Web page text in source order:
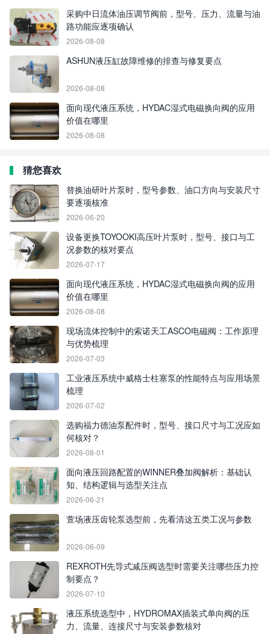
采购中日流体油压调节阀前，型号、压力、流量与油
路功能应逐项确认
2026-08-08
ASHUN液压缸故障维修的排查与修复要点
2026-08-08
面向现代液压系统，HYDAC湿式电磁换向阀的应用
价值在哪里
2026-08-08
猜您喜欢
替换油研叶片泵时，型号参数、油口方向与安装尺寸
要逐项核准
2026-06-20
设备更换TOYOOKI高压叶片泵时，型号、接口与工
况参数的核对要点
2026-07-17
面向现代液压系统，HYDAC湿式电磁换向阀的应用
价值在哪里
2026-08-08
现场流体控制中的索诺天工ASCO电磁阀：工作原理
与优势梳理
2026-07-03
工业液压系统中威格士柱塞泵的性能特点与应用场景
梳理
2026-07-02
选购福力德油泵配件时，型号、接口尺寸与工况应如
何核对？
2026-08-01
面向液压回路配置的WINNER叠加阀解析：基础认
知、结构逻辑与选型关注点
2026-06-21
萱场液压齿轮泵选型前，先看清这五类工况与参数
2026-06-09
REXROTH先导式减压阀选型时需要关注哪些压力控
制要点？
2026-07-10
液压系统选型中，HYDROMAX插装式单向阀的压
力、流量、连接尺寸与安装参数核对